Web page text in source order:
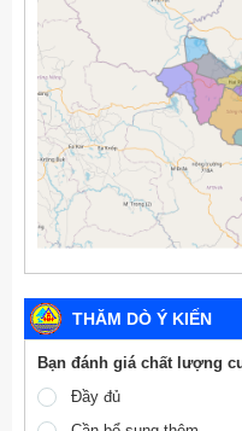
THĂM DÒ Ý KIẾN
Bạn đánh giá chất lượng
Đầy đủ